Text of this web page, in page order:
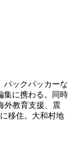
バックパッカーな
集に携わる。同時
外教育支援、震
移住。大和村地